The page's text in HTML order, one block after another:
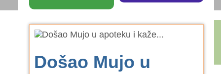
Došao Mujo u